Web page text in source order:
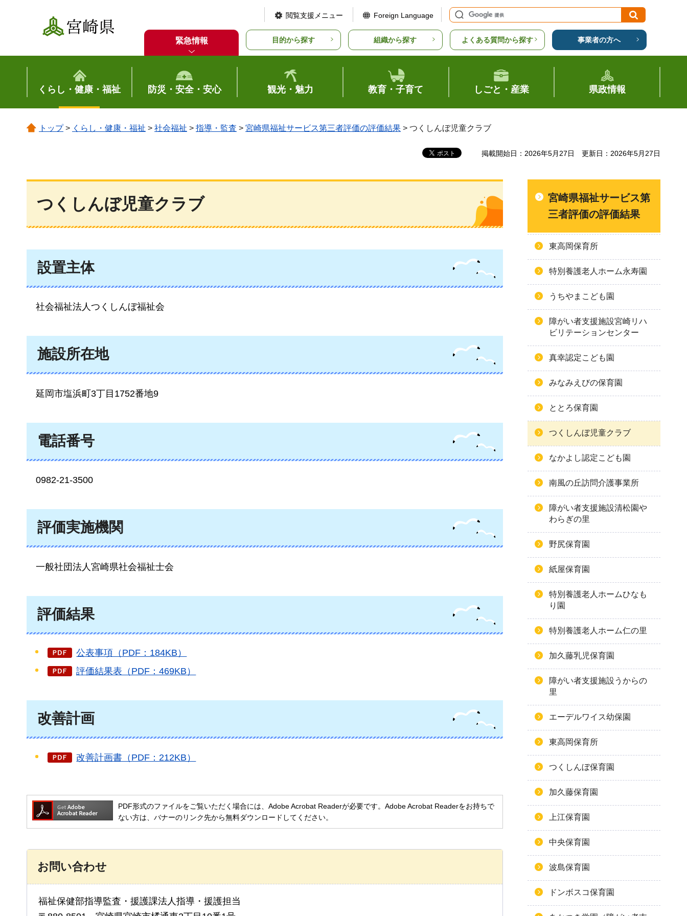
宮崎県
閲覧支援メニュー Foreign Language
緊急情報 目的から探す 組織から探す よくある質問から探す 事業者の方へ
くらし・健康・福祉 防災・安全・安心 観光・魅力 教育・子育て しごと・産業 県政情報
トップ> くらし・健康・福祉 > 社会福祉 > 指導・監査 > 宮崎県福祉サービス第三者評価の評価結果 > つくしんぼ児童クラブ
掲載開始日：2026年5月27日 更新日：2026年5月27日
つくしんぼ児童クラブ
設置主体
社会福祉法人つくしんぼ福祉会
施設所在地
延岡市塩浜町3丁目1752番地9
電話番号
0982-21-3500
評価実施機関
一般社団法人宮崎県社会福祉士会
評価結果
公表事項（PDF：184KB）
評価結果表（PDF：469KB）
改善計画
改善計画書（PDF：212KB）
PDF形式のファイルをご覧いただく場合には、Adobe Acrobat Readerが必要です。Adobe Acrobat Readerをお持ちで
ない方は、バナーのリンク先から無料ダウンロードしてください。
お問い合わせ
福祉保健部指導監査・援護課法人指導・援護担当
宮崎県福祉サービス第
三者評価の評価結果
東高岡保育所
特別養護老人ホーム永寿園
うちやまこども園
障がい者支援施設宮崎リハ
ビリテーションセンター
真幸認定こども園
みなみえびの保育園
ととろ保育園
つくしんぼ児童クラブ
なかよし認定こども園
南風の丘訪問介護事業所
障がい者支援施設清松園や
わらぎの里
野尻保育園
紙屋保育園
特別養護老人ホームひなも
り園
特別養護老人ホーム仁の里
加久藤乳児保育園
障がい者支援施設うからの
里
エーデルワイス幼保園
東高岡保育所
つくしんぼ保育園
加久藤保育園
上江保育園
中央保育園
波島保育園
ドンボスコ保育園